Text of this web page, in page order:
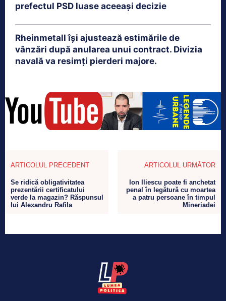
prefectul PSD luase aceeași decizie
Rheinmetall își ajustează estimările de
vânzări după anularea unui contract. Divizia
navală va resimți pierderi majore.
ARTICOLUL PRECEDENT
Se ridică obligativitatea
prezentării certificatului
verde la magazin? Răspunsul
lui Alexandru Rafila
ARTICOLUL URMĂTOR
Ion Iliescu poate fi anchetat
penal în legătură cu moartea
a patru persoane în timpul
Mineriadei